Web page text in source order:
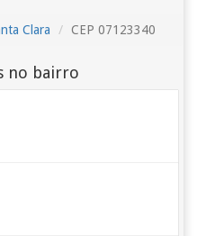
Clara CEP 07123340
no bairro